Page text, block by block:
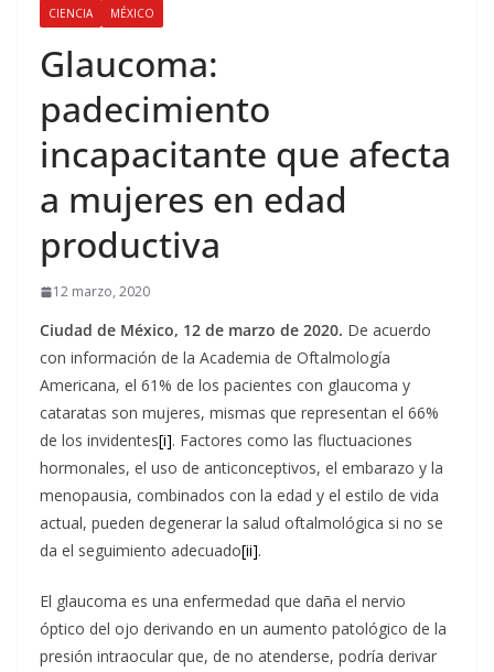
CIENCIA MÉXICO
Glaucoma:
padecimiento
incapacitante que afecta
a mujeres en edad
productiva
12 marzo, 2020
Ciudad de México, 12 de marzo de 2020. De acuerdo
con información de la Academia de Oftalmología
Americana, el 61% de los pacientes con glaucoma y
cataratas son mujeres, mismas que representan el 66%
de los invidentes[i]. Factores como las fluctuaciones
hormonales, el uso de anticonceptivos, el embarazo y la
menopausia, combinados con la edad y el estilo de vida
actual, pueden degenerar la salud oftalmológica si no se
da el seguimiento adecuado[ii].
El glaucoma es una enfermedad que daña el nervio
óptico del ojo derivando en un aumento patológico de la
presión intraocular que, de no atenderse, podría derivar